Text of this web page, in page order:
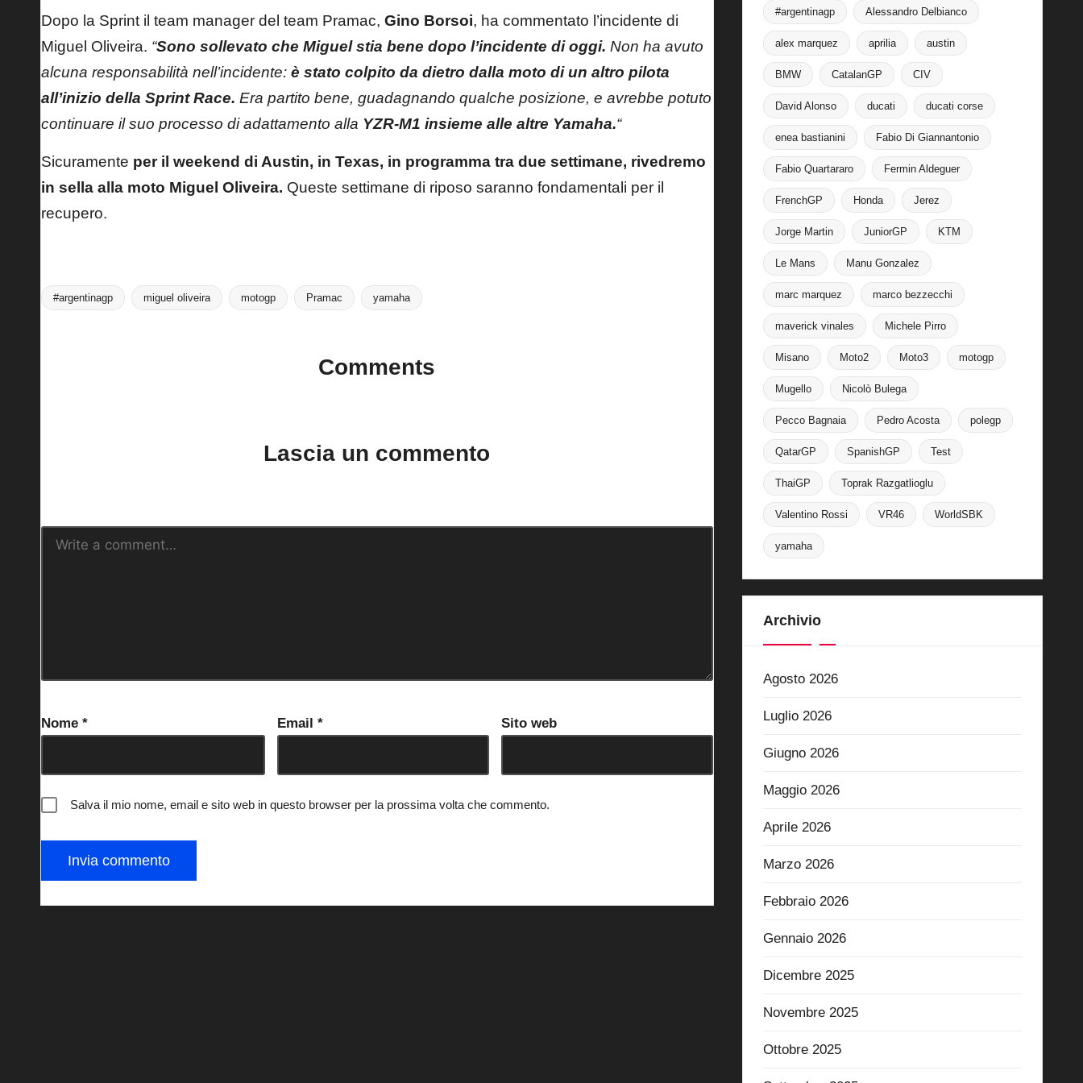
Dopo la Sprint il team manager del team Pramac, Gino Borsoi, ha commentato l’incidente di
Miguel Oliveira. “Sono sollevato che Miguel stia bene dopo l’incidente di oggi. Non ha avuto
alcuna responsabilità nell’incidente: è stato colpito da dietro dalla moto di un altro pilota
all’inizio della Sprint Race. Era partito bene, guadagnando qualche posizione, e avrebbe potuto
continuare il suo processo di adattamento alla YZR-M1 insieme alle altre Yamaha.“
Sicuramente per il weekend di Austin, in Texas, in programma tra due settimane, rivedremo
in sella alla moto Miguel Oliveira. Queste settimane di riposo saranno fondamentali per il
recupero.
Tags:
#argentinagp miguel oliveira motogp Pramac yamaha
Comments
Lascia un commento
Nome * Email * Sito web
Salva il mio nome, email e sito web in questo browser per la prossima volta che commento.
#argentinagp Alessandro Delbianco
alex marquez aprilia austin
BMW CatalanGP CIV
David Alonso ducati ducati corse
enea bastianini Fabio Di Giannantonio
Fabio Quartararo Fermin Aldeguer
FrenchGP Honda Jerez
Jorge Martin JuniorGP KTM
Le Mans Manu Gonzalez
marc marquez marco bezzecchi
maverick vinales Michele Pirro
Misano Moto2 Moto3 motogp
Mugello Nicolò Bulega
Pecco Bagnaia Pedro Acosta polegp
QatarGP SpanishGP Test
ThaiGP Toprak Razgatlioglu
Valentino Rossi VR46 WorldSBK
yamaha
Archivio
Agosto 2026
Luglio 2026
Giugno 2026
Maggio 2026
Aprile 2026
Marzo 2026
Febbraio 2026
Gennaio 2026
Dicembre 2025
Novembre 2025
Ottobre 2025